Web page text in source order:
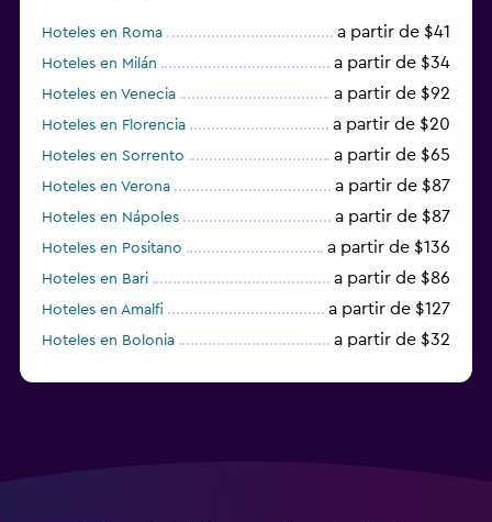
Hoteles en Roma a partir de $41
Hoteles en Milán a partir de $34
Hoteles en Venecia a partir de $92
Hoteles en Florencia a partir de $20
Hoteles en Sorrento a partir de $65
Hoteles en Verona a partir de $87
Hoteles en Nápoles a partir de $87
Hoteles en Positano a partir de $136
Hoteles en Bari a partir de $86
Hoteles en Amalfi a partir de $127
Hoteles en Bolonia a partir de $32